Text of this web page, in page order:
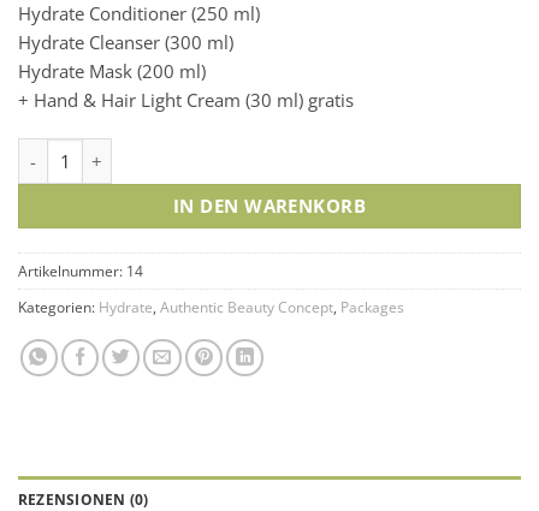
Hydrate Conditioner (250 ml)
Hydrate Cleanser (300 ml)
Hydrate Mask (200 ml)
+ Hand & Hair Light Cream (30 ml) gratis
Hydrate Package Menge
IN DEN WARENKORB
Artikelnummer: 14
Kategorien: Hydrate, Authentic Beauty Concept, Packages
REZENSIONEN (0)